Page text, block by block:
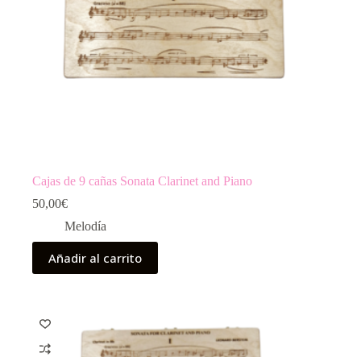
Cajas de 9 cañas Sonata Clarinet and Piano
50,00€
Melodía
Añadir al carrito